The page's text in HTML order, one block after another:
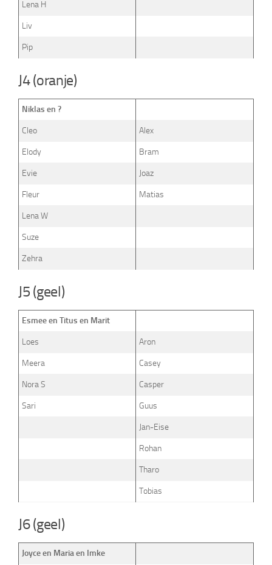
Lena H
Liv
Pip
J4 (oranje)
Niklas en ?
Cleo Alex
Elody Bram
Evie Joaz
Fleur Matias
Lena W
Suze
Zehra
J5 (geel)
Esmee en Titus en Marit
Loes Aron
Meera Casey
Nora S Casper
Sari Guus
Jan-Eise
Rohan
Tharo
Tobias
J6 (geel)
Joyce en Maria en Imke